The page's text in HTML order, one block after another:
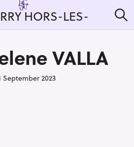
HORS-LES-
e
VALLA
September 2023